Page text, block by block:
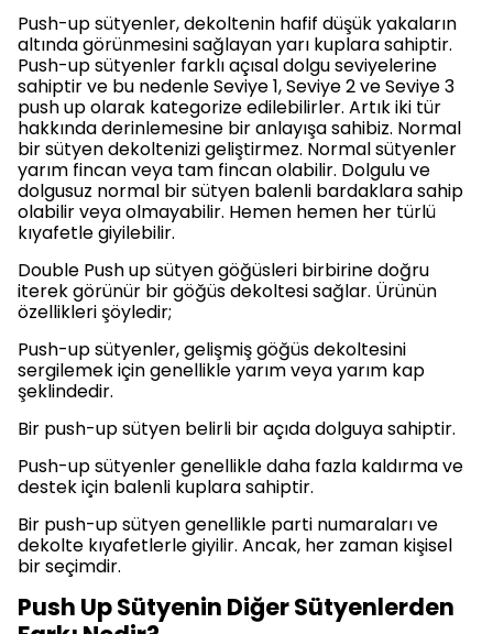
Push-up sütyenler, dekoltenin hafif düşük yakaların
altında görünmesini sağlayan yarı kuplara sahiptir.
Push-up sütyenler farklı açısal dolgu seviyelerine
sahiptir ve bu nedenle Seviye 1, Seviye 2 ve Seviye 3
push up olarak kategorize edilebilirler. Artık iki tür
hakkında derinlemesine bir anlayışa sahibiz. Normal
bir sütyen dekoltenizi geliştirmez. Normal sütyenler
yarım fincan veya tam fincan olabilir. Dolgulu ve
dolgusuz normal bir sütyen balenli bardaklara sahip
olabilir veya olmayabilir. Hemen hemen her türlü
kıyafetle giyilebilir.
Double Push up sütyen göğüsleri birbirine doğru
iterek görünür bir göğüs dekoltesi sağlar. Ürünün
özellikleri şöyledir;
Push-up sütyenler, gelişmiş göğüs dekoltesini
sergilemek için genellikle yarım veya yarım kap
şeklindedir.
Bir push-up sütyen belirli bir açıda dolguya sahiptir.
Push-up sütyenler genellikle daha fazla kaldırma ve
destek için balenli kuplara sahiptir.
Bir push-up sütyen genellikle parti numaraları ve
dekolte kıyafetlerle giyilir. Ancak, her zaman kişisel
bir seçimdir.
Push Up Sütyenin Diğer Sütyenlerden